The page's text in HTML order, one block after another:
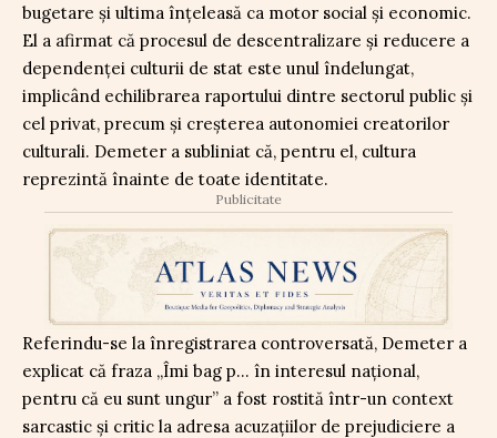
bugetare și ultima înțeleasă ca motor social și economic.
El a afirmat că procesul de descentralizare și reducere a
dependenței culturii de stat este unul îndelungat,
implicând echilibrarea raportului dintre sectorul public și
cel privat, precum și creșterea autonomiei creatorilor
culturali. Demeter a subliniat că, pentru el, cultura
reprezintă înainte de toate identitate.
Publicitate
Referindu-se la înregistrarea controversată, Demeter a
explicat că fraza „Îmi bag p… în interesul național,
pentru că eu sunt ungur” a fost rostită într-un context
sarcastic și critic la adresa acuzațiilor de prejudiciere a